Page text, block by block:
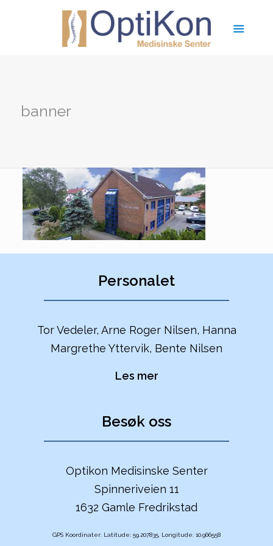
banner
Personalet
Tor Vedeler, Arne Roger Nilsen, Hanna
Margrethe Yttervik, Bente Nilsen
Les mer
Besøk oss
Optikon Medisinske Senter
Spinneriveien 11
1632 Gamle Fredrikstad
GPS Koordinater: Latitude: 59.207835, Longitude: 10.966558